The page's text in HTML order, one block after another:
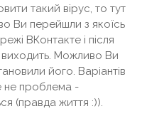
такий вірус, то тут
Ви перейшли з якоїсь
ВКонтакте і після
виходить. Можливо Ви
його. Варіантів
не проблема -
(правда життя :)).